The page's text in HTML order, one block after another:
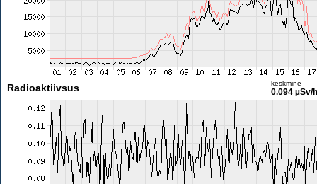
Radioaktiivsus keskmine
0.094 µSv/h